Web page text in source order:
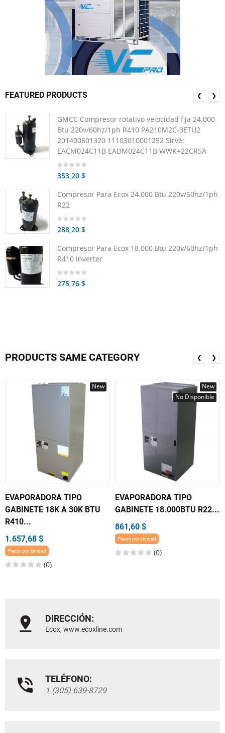
FEATURED PRODUCTS
GMCC Compresor rotativo velocidad fija 24.000
Btu 220v/60hz/1ph R410 PA210M2C-3ETU2
201400601320 11103010001252 Sirve:
EACM024C11B EADM024C11B WWK+22CR5A
353,20 $
Compresor Para Ecox 24.000 Btu 220v/60hz/1ph
R22
288,20 $
Compresor Para Ecox 18.000 Btu 220v/60hz/1ph
R410 Inverter
275,76 $
❮ ❯
PRODUCTS SAME CATEGORY
New
EVAPORADORA TIPO
GABINETE 18K A 30K BTU
R410...
1.657,68 $
Precio por Unidad
(0)
New
No Disponible
EVAPORADORA TIPO
GABINETE 18.000BTU R22...
861,60 $
Precio por Unidad
(0)
❮ ❯
DIRECCIÓN:
Ecox, www.ecoxline.com
TELÉFONO:
1 (305) 639-8729